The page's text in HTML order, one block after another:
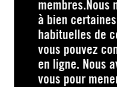
membres.Nous
à bien
habituelles de
vous pouvez
en ligne. Nous
vous pour